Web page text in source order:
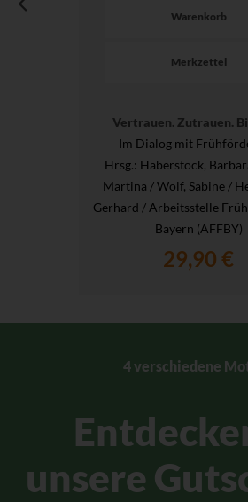
Warenkorb
Merkzettel
Vertrauen. Zutrauen.
Im Dialog mit
Hrsg.: Haberstock,
Martina / Wolf, Sabine /
Gerhard / Arbeitsstelle
Bayern (AFFBY)
29,90 €
4 verschiedene
unsere